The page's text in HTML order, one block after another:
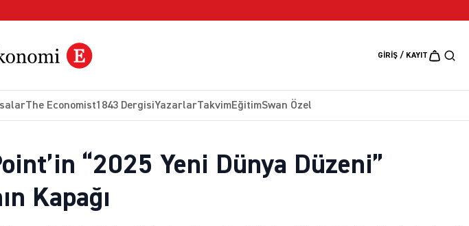
GIRIŞ / KAYIT
The Economist1843 DergisiYazarlarTakvimEğitimSwan Özel
“2025 Yeni Dünya Düzeni”
Kapağı